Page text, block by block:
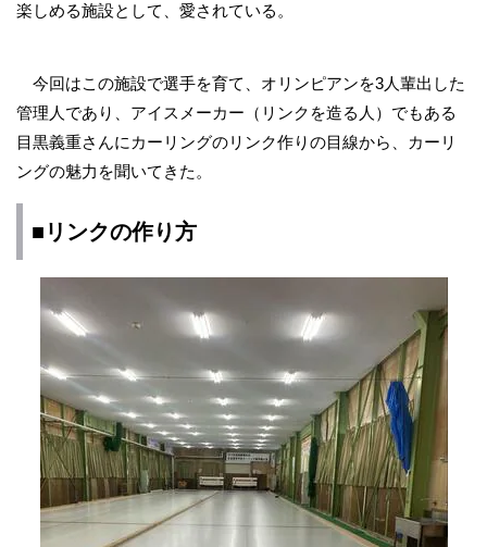
楽しめる施設として、愛されている。
今回はこの施設で選手を育て、オリンピアンを3人輩出した
管理人であり、アイスメーカー（リンクを造る人）でもある
目黒義重さんにカーリングのリンク作りの目線から、カーリ
ングの魅力を聞いてきた。
■リンクの作り方